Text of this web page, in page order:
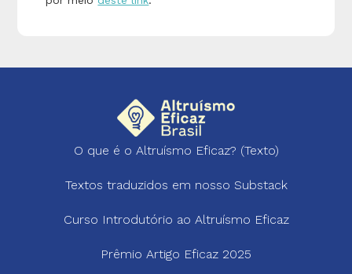
O que é o Altruísmo Eficaz? (Texto)
Textos traduzidos em nosso Substack
Curso Introdutório ao Altruísmo Eficaz
Prêmio Artigo Eficaz 2025